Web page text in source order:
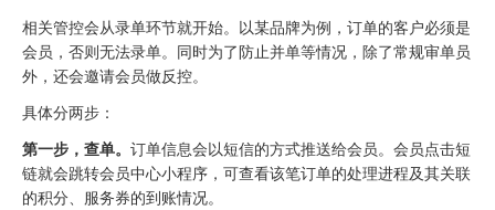
相关管控会从录单环节就开始。以某品牌为例，订单的客户必须是
会员，否则无法录单。同时为了防止并单等情况，除了常规审单员
外，还会邀请会员做反控。
具体分两步：
第一步，查单。 订单信息会以短信的方式推送给会员。会员点击短
链就会跳转会员中心小程序，可查看该笔订单的处理进程及其关联
的积分、服务券的到账情况。